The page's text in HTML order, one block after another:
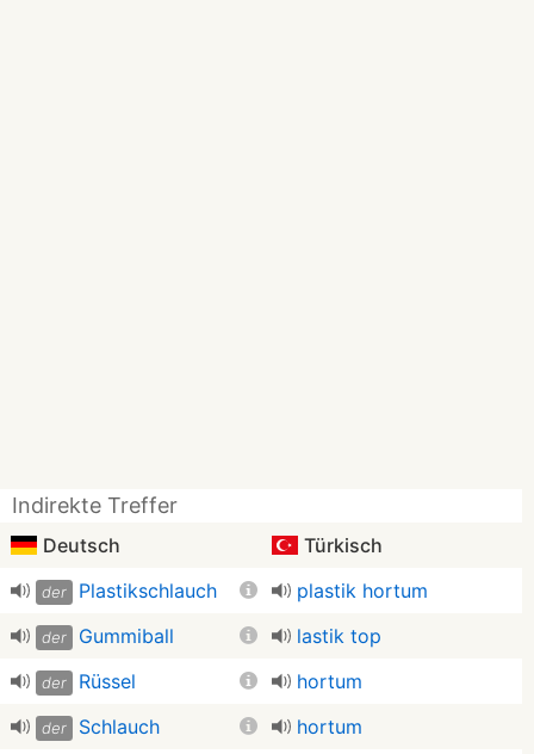
Indirekte Treffer
Deutsch Türkisch
der Plastikschlauch plastik hortum
der Gummiball lastik top
der Rüssel hortum
der Schlauch hortum